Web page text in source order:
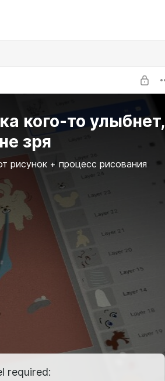
кого-то улыбнет,
зря
рисунок + процесс рисования
required: